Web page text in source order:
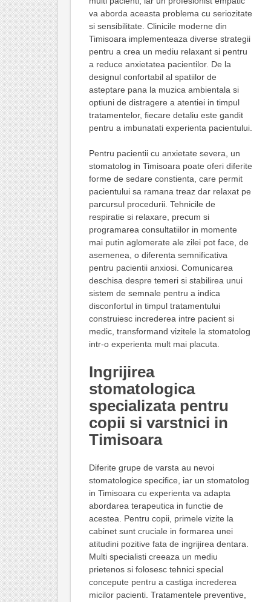
va aborda aceasta problema cu seriozitate
si sensibilitate. Clinicile moderne din
Timisoara implementeaza diverse strategii
pentru a crea un mediu relaxant si pentru
a reduce anxietatea pacientilor. De la
designul confortabil al spatiilor de
asteptare pana la muzica ambientala si
optiuni de distragere a atentiei in timpul
tratamentelor, fiecare detaliu este gandit
pentru a imbunatati experienta pacientului.
Pentru pacientii cu anxietate severa, un
stomatolog in Timisoara poate oferi diferite
forme de sedare constienta, care permit
pacientului sa ramana treaz dar relaxat pe
parcursul procedurii. Tehnicile de
respiratie si relaxare, precum si
programarea consultatiilor in momente
mai putin aglomerate ale zilei pot face, de
asemenea, o diferenta semnificativa
pentru pacientii anxiosi. Comunicarea
deschisa despre temeri si stabilirea unui
sistem de semnale pentru a indica
disconfortul in timpul tratamentului
construiesc increderea intre pacient si
medic, transformand vizitele la stomatolog
intr-o experienta mult mai placuta.
Ingrijirea
stomatologica
specializata pentru
copii si varstnici in
Timisoara
Diferite grupe de varsta au nevoi
stomatologice specifice, iar un stomatolog
in Timisoara cu experienta va adapta
abordarea terapeutica in functie de
acestea. Pentru copii, primele vizite la
cabinet sunt cruciale in formarea unei
atitudini pozitive fata de ingrijirea dentara.
Multi specialisti creeaza un mediu
prietenos si folosesc tehnici special
concepute pentru a castiga increderea
micilor pacienti. Tratamentele preventive,